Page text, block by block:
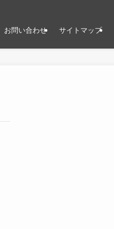
お問い合わせ サイトマップ